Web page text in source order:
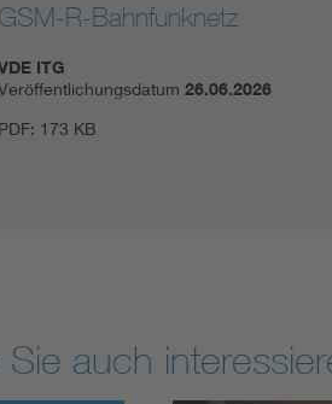
GSM-R-Bahnfunknetz
ITG
26.06.2026
PDF: 173 KB
auch